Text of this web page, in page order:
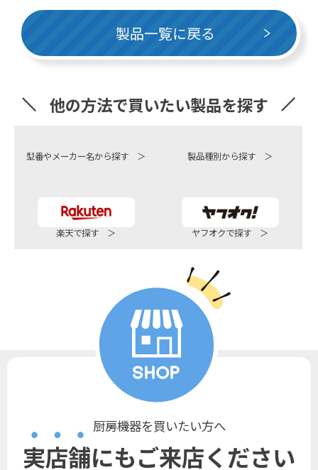
製品一覧に戻る
他の方法で買いたい製品を探す
型番やメーカー名から探す ＞ 製品種別から探す ＞
楽天で探す ＞ ヤフオクで探す ＞
厨房機器を買いたい方へ
実店舗にもご来店ください